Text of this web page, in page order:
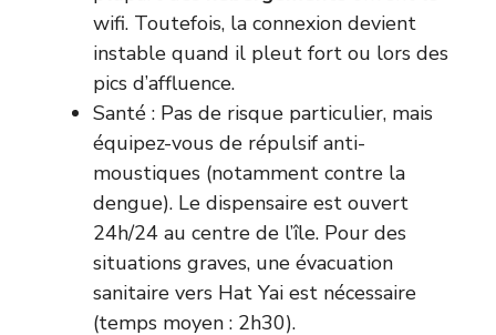
wifi. Toutefois, la connexion devient
instable quand il pleut fort ou lors des
pics d’affluence.
Santé : Pas de risque particulier, mais
équipez-vous de répulsif anti-
moustiques (notamment contre la
dengue). Le dispensaire est ouvert
24h/24 au centre de l’île. Pour des
situations graves, une évacuation
sanitaire vers Hat Yai est nécessaire
(temps moyen : 2h30).